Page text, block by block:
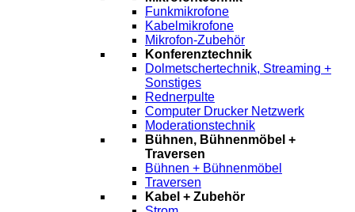
Funkmikrofone
Kabelmikrofone
Mikrofon-Zubehör
Konferenztechnik
Dolmetschertechnik, Streaming +
Sonstiges
Rednerpulte
Computer Drucker Netzwerk
Moderationstechnik
Bühnen, Bühnenmöbel +
Traversen
Bühnen + Bühnenmöbel
Traversen
Kabel + Zubehör